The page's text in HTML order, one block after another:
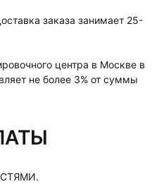
заказа занимает 25-
центра в Москве в
не более 3% от суммы